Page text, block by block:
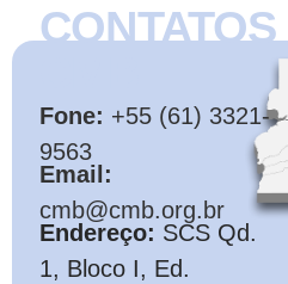
CONTATOS
Fone: +55 (61) 3321-
9563
Email:
cmb@cmb.org.br
Endereço: SCS Qd.
1, Bloco I, Ed.